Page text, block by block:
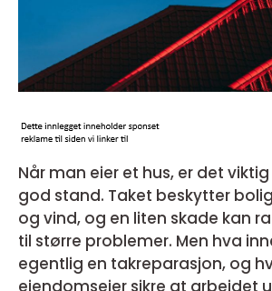
Når man eier et hus, er det
god stand. Taket beskytter
og vind, og en liten skade kan
til større problemer. Men hva
egentlig en takreparasjon, og
eiendomseier sikre at arbeidet